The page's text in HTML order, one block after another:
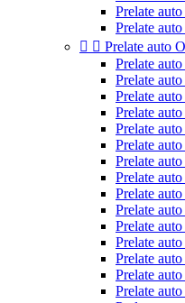
Prelate
Prelate
  Prelate auto
Prelate
Prelate
Prelate
Prelate
Prelate
Prelate
Prelate
Prelate
Prelate
Prelate
Prelate
Prelate
Prelate
Prelate
Prelate